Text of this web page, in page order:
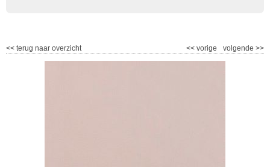
<< terug naar overzicht volgende >>
<< vorige